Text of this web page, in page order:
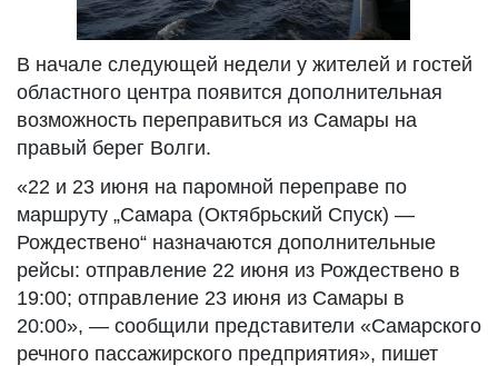
В начале следующей недели у жителей и гостей
областного центра появится дополнительная
возможность переправиться из Самары на
правый берег Волги.
«22 и 23 июня на паромной переправе по
маршруту „Самара (Октябрьский Спуск) —
Рождествено“ назначаются дополнительные
рейсы: отправление 22 июня из Рождествено в
19:00; отправление 23 июня из Самары в
20:00», — сообщили представители «Самарского
речного пассажирского предприятия», пишет